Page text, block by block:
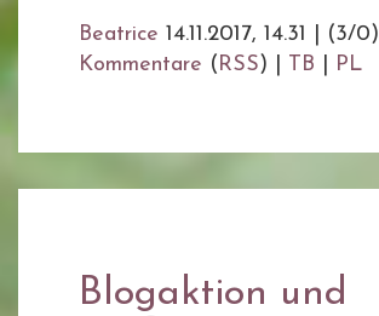
Beatrice 14.11.2017, 14.31
(3/0)
Kommentare (RSS) | TB PL
Blogaktion und